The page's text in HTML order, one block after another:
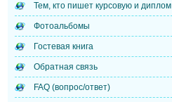
Тем, кто пишет курсовую и диплом
Фотоальбомы
Гостевая книга
Обратная связь
FAQ (вопрос/ответ)